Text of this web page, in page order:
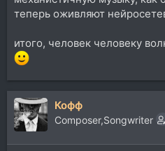
теперь оживляют
итого, человек человеку
Кофф
Composer,Songwriter